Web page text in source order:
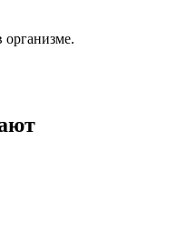
организме.